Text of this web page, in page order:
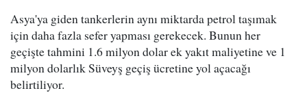
Asya'ya giden tankerlerin aynı miktarda petrol taşımak
için daha fazla sefer yapması gerekecek. Bunun her
geçişte tahmini 1.6 milyon dolar ek yakıt maliyetine ve 1
milyon dolarlık Süveyş geçiş ücretine yol açacağı
belirtiliyor.